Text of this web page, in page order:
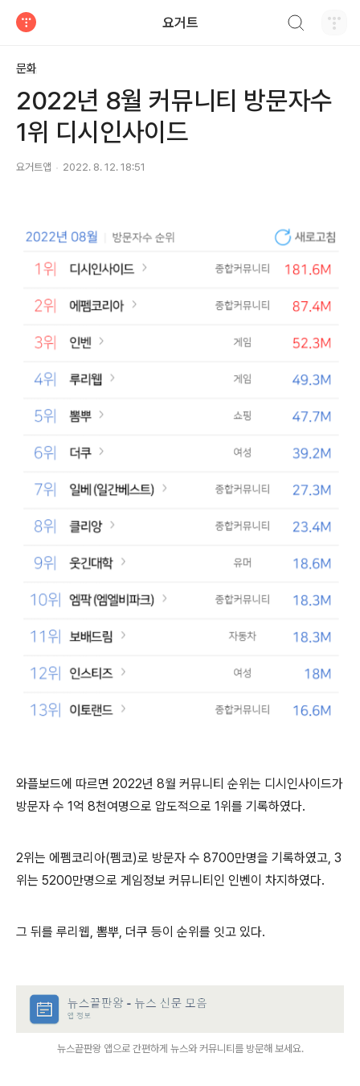
요거트
문화
2022년 8월 커뮤니티 방문자수
1위 디시인사이드
요거트앱 2022. 8. 12. 18:51
와플보드에 따르면 2022년 8월 커뮤니티 순위는 디시인사이드가
방문자 수 1억 8천여명으로 압도적으로 1위를 기록하였다.
2위는 에펨코리아(펨코)로 방문자 수 8700만명을 기록하였고, 3
위는 5200만명으로 게임정보 커뮤니티인 인벤이 차지하였다.
그 뒤를 루리웹, 뽐뿌, 더쿠 등이 순위를 잇고 있다.
뉴스끝판왕 앱으로 간편하게 뉴스와 커뮤니티를 방문해 보세요.